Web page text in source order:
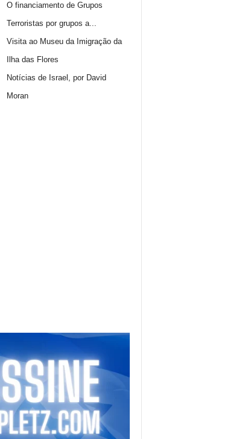
O financiamento de Grupos
Terroristas por grupos a...
Visita ao Museu da Imigração da
Ilha das Flores
Notícias de Israel, por David
Moran